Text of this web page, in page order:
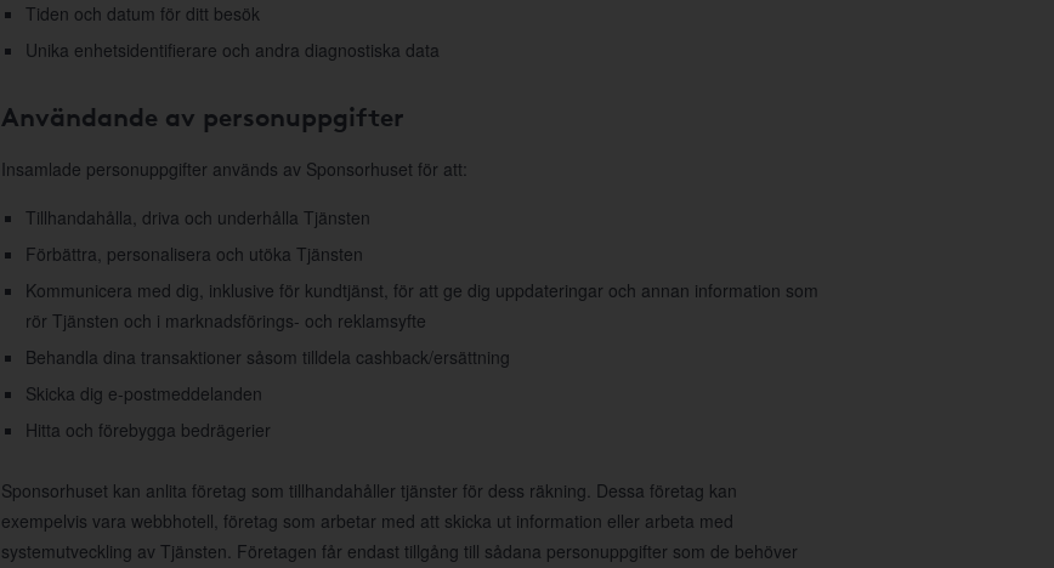
Tiden och datum för ditt besök
Unika enhetsidentifierare och andra diagnostiska data
Användande av personuppgifter
Insamlade personuppgifter används av Sponsorhuset för att:
Tillhandahålla, driva och underhålla Tjänsten
Förbättra, personalisera och utöka Tjänsten
Kommunicera med dig, inklusive för kundtjänst, för att ge dig uppdateringar och annan information som
rör Tjänsten och i marknadsförings- och reklamsyfte
Behandla dina transaktioner såsom tilldela cashback/ersättning
Skicka dig e-postmeddelanden
Hitta och förebygga bedrägerier
Sponsorhuset kan anlita företag som tillhandahåller tjänster för dess räkning. Dessa företag kan
exempelvis vara webbhotell, företag som arbetar med att skicka ut information eller arbeta med
systemutveckling av Tjänsten. Företagen får endast tillgång till sådana personuppgifter som de behöver